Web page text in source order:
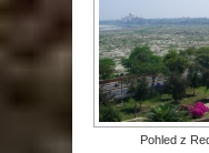
Pohled z